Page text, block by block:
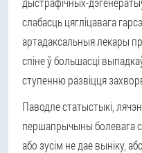
слабасць цягліцавага
артадаксальныя лекары
спіне ў большасці
ступенню развіцця
Паводле статыстыкі,
першапрычыны болевага
або зусім не дае выніку,